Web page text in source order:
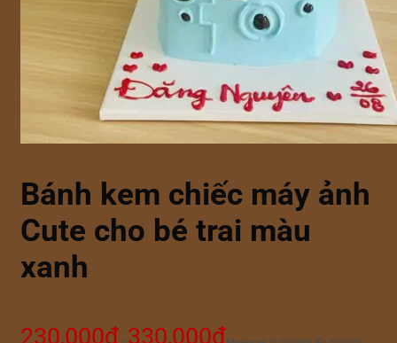
Bánh kem chiếc máy ảnh
Cute cho bé trai màu
xanh
230,000₫ 330,000₫